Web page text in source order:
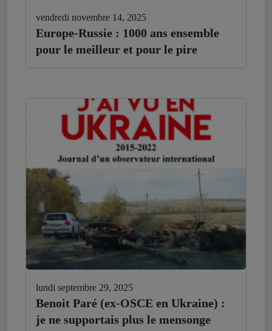
vendredi novembre 14, 2025
Europe-Russie : 1000 ans ensemble
pour le meilleur et pour le pire
lundi septembre 29, 2025
Benoit Paré (ex-OSCE en Ukraine) :
je ne supportais plus le mensonge